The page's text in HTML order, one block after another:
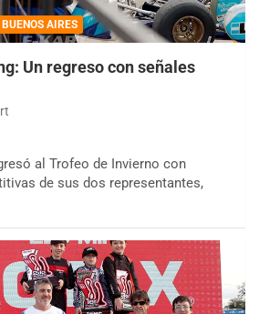
AIRES
Un regreso con señales
al Trofeo de Invierno con
de sus dos representantes,